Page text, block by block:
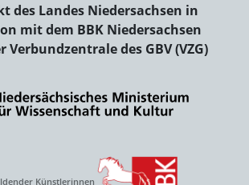
des Landes Niedersachsen in
mit dem BBK Niedersachsen
Verbundzentrale des GBV (VZG)
Künstlerinnen